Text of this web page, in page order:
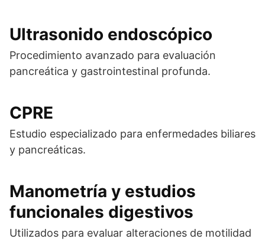
Ultrasonido endoscópico
Procedimiento avanzado para evaluación
pancreática y gastrointestinal profunda.
CPRE
Estudio especializado para enfermedades biliares
y pancreáticas.
Manometría y estudios
funcionales digestivos
Utilizados para evaluar alteraciones de motilidad